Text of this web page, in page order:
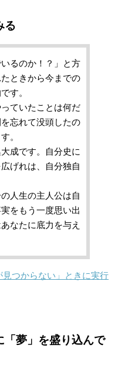
る
るのか！？」と方
ときから今までの
す。
ていたことは何だ
忘れて没頭したの
。
成です。自分史に
げれは、自分独自
人生の主人公は自
をもう一度思い出
なたに底力を与え
見つからない」ときに実行
「夢」を盛り込んで